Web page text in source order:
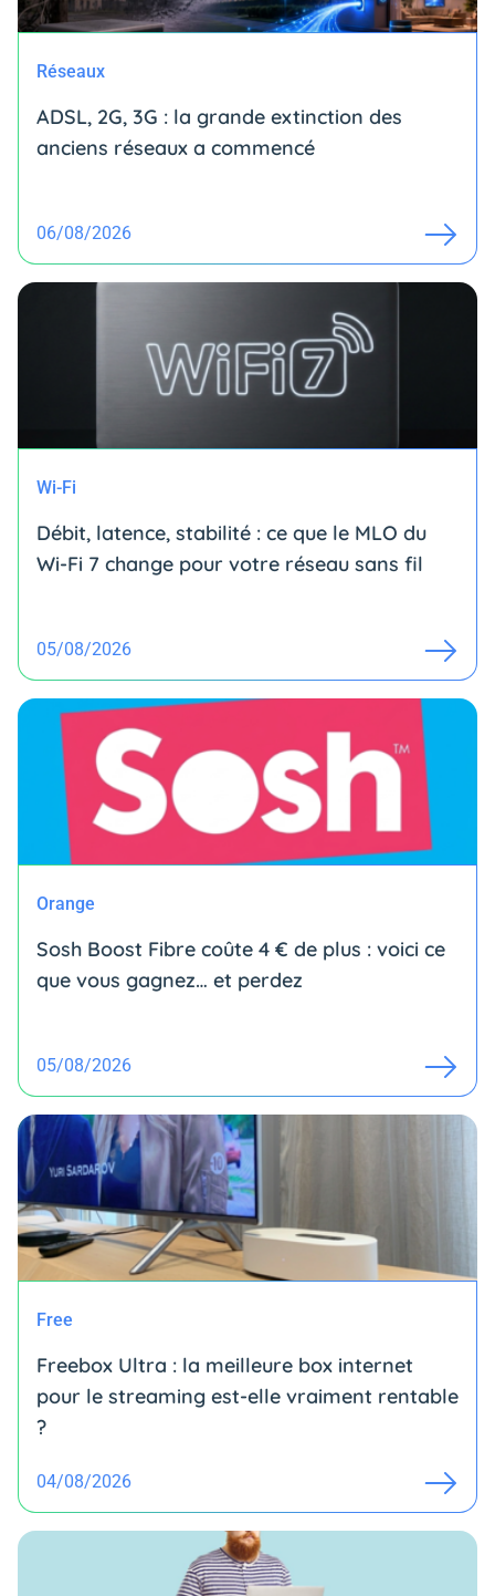
Réseaux
ADSL, 2G, 3G : la grande extinction des
anciens réseaux a commencé
06/08/2026
Wi-Fi
Débit, latence, stabilité : ce que le MLO du
Wi-Fi 7 change pour votre réseau sans fil
05/08/2026
Orange
Sosh Boost Fibre coûte 4 € de plus : voici ce
que vous gagnez… et perdez
05/08/2026
Free
Freebox Ultra : la meilleure box internet
pour le streaming est-elle vraiment rentable
?
04/08/2026